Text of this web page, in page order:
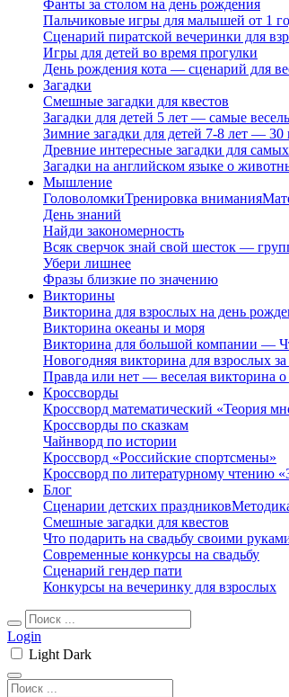
Фанты за столом на день рождения
Пальчиковые игры для малышей от 1
Сценарий пиратской вечеринки для
Игры для детей во время прогулки
День рождения кота — сценарий для
Загадки
Смешные загадки для квестов
Загадки для детей 5 лет — самые
Зимние загадки для детей 7-8 лет — 30
Древние интересные загадки для
Загадки на английском языке о
Мышление
ГоловоломкиТренировка внимания
День знаний
Найди закономерность
Всяк сверчок знай свой шесток —
Убери лишнее
Фразы близкие по значению
Викторины
Викторина для взрослых на день
Викторина океаны и моря
Викторина для большой компании —
Новогодняя викторина для взрослых
Правда или нет — веселая викторина
Кроссворды
Кроссворд математический «Теория
Кроссворды по сказкам
Чайнворд по истории
Кроссворд «Российские спортсмены»
Кроссворд по литературному чтению
Блог
Сценарии детских праздников
Смешные загадки для квестов
Что подарить на свадьбу своими
Современные конкурсы на свадьбу
Сценарий гендер пати
Конкурсы на вечеринку для взрослых
Login
Light Dark